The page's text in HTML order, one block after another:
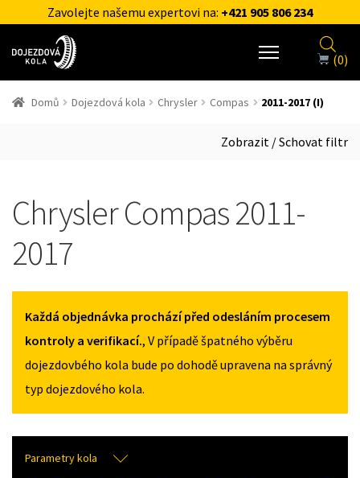
Zavolejte našemu expertovi na: +421 905 806 234
(0)
Domů Dojezdová kola Chrysler Compas 2011-2017 (I)
Zobrazit / Schovat filtr
Chrysler Compas 2011-
2017
Každá objednávka prochází před odesláním procesem
kontroly a verifikací., V případě špatného výběru
dojezdovbého kola bude po dohodě upravena na správný
typ dojezdového kola.
Parametry kola